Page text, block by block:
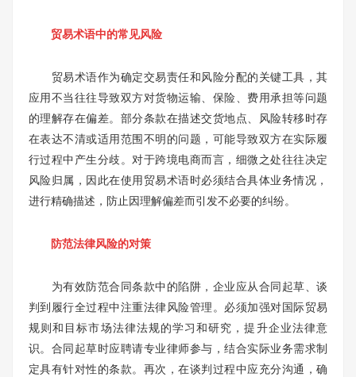
贸易术语中的常见风险
贸易术语作为确定交易责任和风险分配的关键工具，其
应用不当往往导致双方对货物运输、保险、费用承担等问题
的理解存在偏差。部分条款在描述交货地点、风险转移时存
在表达不清或适用范围不明的问题，可能导致双方在实际履
行过程中产生分歧。对于跨境电商而言，细微之处往往决定
风险归属，因此在使用贸易术语时必须结合具体业务情况，
进行精确描述，防止因理解偏差而引发不必要的纠纷。
防范法律风险的对策
为有效防范合同条款中的陷阱，企业应从合同起草、谈
判到履行全过程中注重法律风险管理。必须加强对国际贸易
规则和目标市场法律法规的学习和研究，提升企业法律意
识。合同起草时应聘请专业律师参与，结合实际业务需求制
定具有针对性的条款。再次，在谈判过程中应充分沟通，确